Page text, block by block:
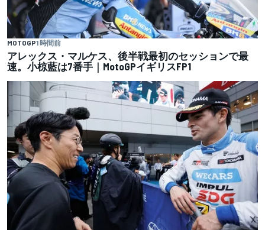
MOTOGP1 時間前
アレックス・マルケス、後半戦最初のセッションで最
速。小椋藍は7番手｜MotoGPイギリスFP1